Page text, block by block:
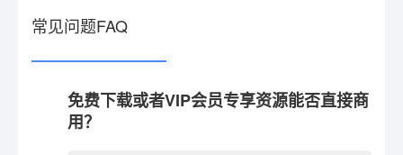
常见问题FAQ
免费下载或者VIP会员专享资源能否直接商
用？